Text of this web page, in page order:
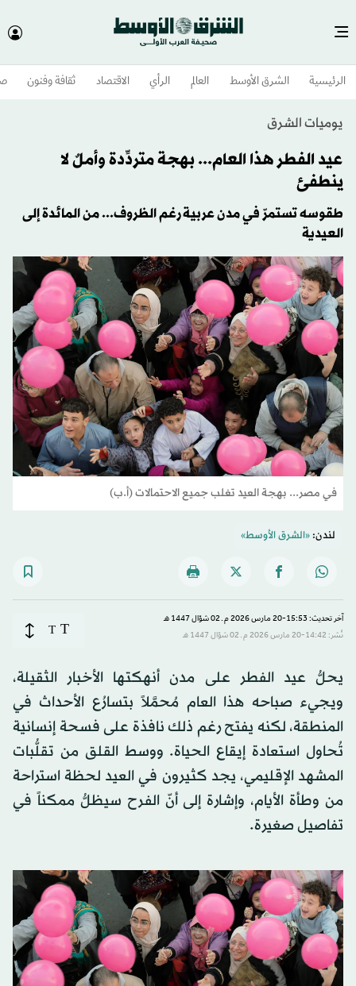
الرئيسية الشرق الأوسط​ العالم الرأي الاقتصاد ثقافة وفنون
يوميات الشرق
عيد الفطر هذا العام... بهجة متردِّدة وأملٌ لا
ينطفئ
طقوسه تستمرّ في مدن عربية رغم الظروف... من المائدة إلى
العيدية
في مصر... بهجة العيد تغلب جميع الاحتمالات (أ.ب)
لندن:«الشرق الأوسط»
آخر تحديث: 15:53-20 مارس 2026 م ـ 02 شوّال 1447 هـ
نُشر: 14:42-20 مارس 2026 م ـ 02 شوّال 1447 هـ
T
T
يحلُّ عيد الفطر على مدن أنهكتها الأخبار الثقيلة،
ويجيء صباحه هذا العام مُحمَّلاً بتسارُع الأحداث في
المنطقة، لكنه يفتح رغم ذلك نافذة على فسحة إنسانية
تُحاول استعادة إيقاع الحياة. ووسط القلق من تقلُّبات
المشهد الإقليمي، يجد كثيرون في العيد لحظة استراحة
من وطأة الأيام، وإشارة إلى أنّ الفرح سيظلُّ ممكناً في
تفاصيل صغيرة.